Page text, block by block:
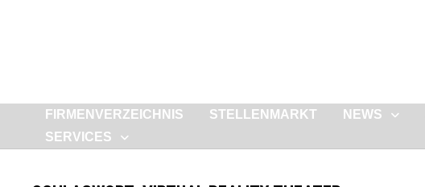
FIRMENVERZEICHNIS STELLENMARKT NEWS
SERVICES